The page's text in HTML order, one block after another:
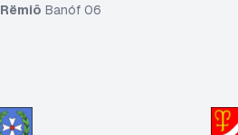
Rëmiô Banóf 06